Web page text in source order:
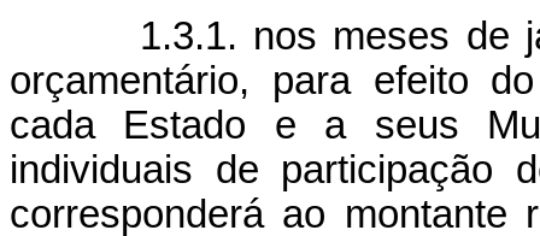
1.3.1. nos meses de
orçamentário, para efeito
cada Estado e a seus
individuais de participação
corresponderá ao montante